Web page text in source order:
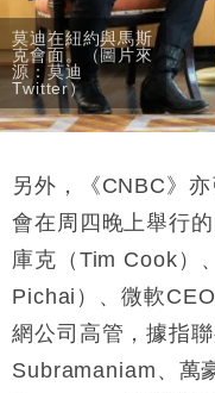
莫迪在紐約與馬斯
克會面。（圖片來
源：莫迪
Twitter）
另外，《CNBC》
會在周四晚上舉行
庫克（Tim Cook）
Pichai）、微軟
網公司高管，據指
Subramaniam、萬